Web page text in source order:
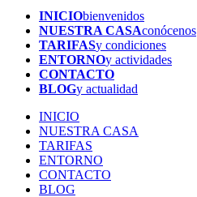
INICIObienvenidos
NUESTRA CASAconócenos
TARIFASy condiciones
ENTORNOy actividades
CONTACTO
BLOGy actualidad
INICIO
NUESTRA CASA
TARIFAS
ENTORNO
CONTACTO
BLOG